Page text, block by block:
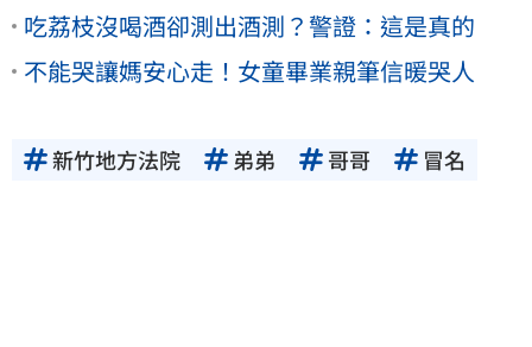
吃荔枝沒喝酒卻測出酒測？警證：這是真的
不能哭讓媽安心走！女童畢業親筆信暖哭人
新竹地方法院 弟弟 哥哥 冒名